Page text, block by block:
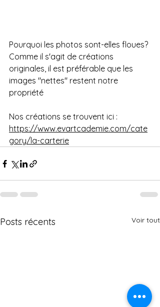
Pourquoi les photos sont-elles floues?
Comme il s'agit de créations
originales, il est préférable que les
images "nettes" restent notre
propriété
Nos créations se trouvent ici :
https://www.evartcademie.com/cate
gory/la-carterie
Posts récents Voir tout